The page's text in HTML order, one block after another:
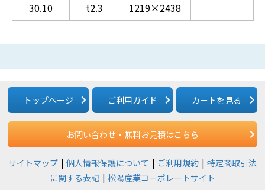
30.10
t2.3
1219×2438
トップページ ご利用ガイド カートを見る
お問い合わせ・無料お見積はこちら
サイトマップ 個人情報保護について ご利用規約
特定商取引法
に関する表記
松陽産業コーポレートサイト